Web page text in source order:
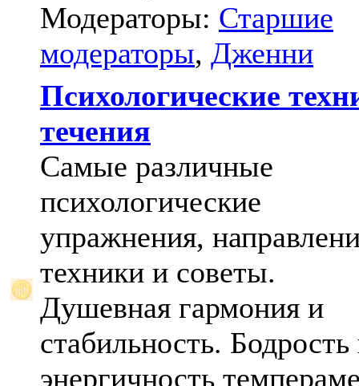
Модераторы: Старшие
модераторы, Дженни
Психологические
течения
Самые различные
психологические
упражнения,
техники и советы.
Душевная гармония и
стабильность. Бодрость
энергичность